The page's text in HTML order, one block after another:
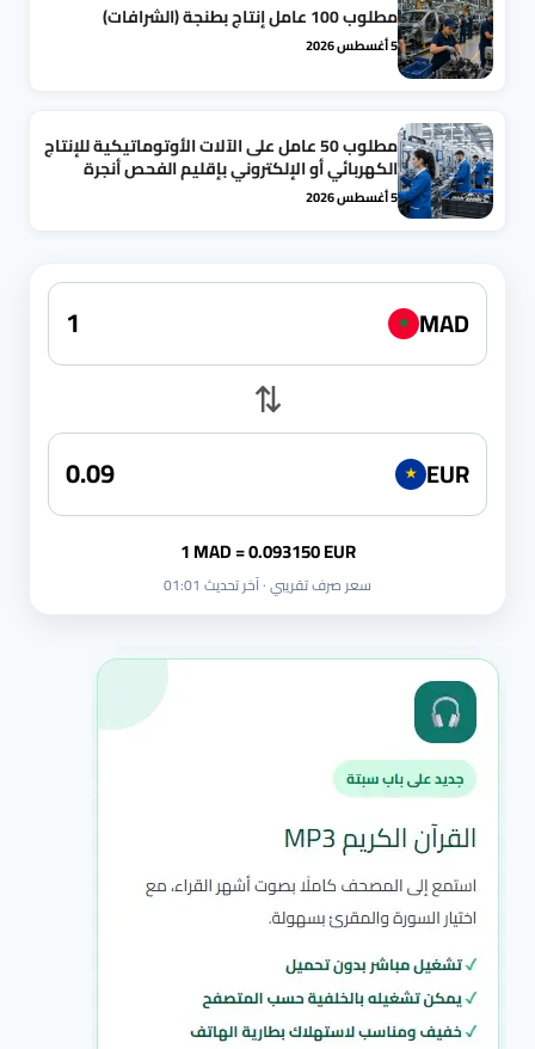
مطلوب 100 عامل إنتاج بطنجة (الشرافات)
5 أغسطس 2026
مطلوب 50 عامل على الآلات الأوتوماتيكية للإنتاج
الكهربائي أو الإلكتروني بإقليم الفحص أنجرة
5 أغسطس 2026
★ MAD
⇅
★ EUR
1 MAD = 0.093150 EUR
سعر صرف تقريبي · آخر تحديث 01:01